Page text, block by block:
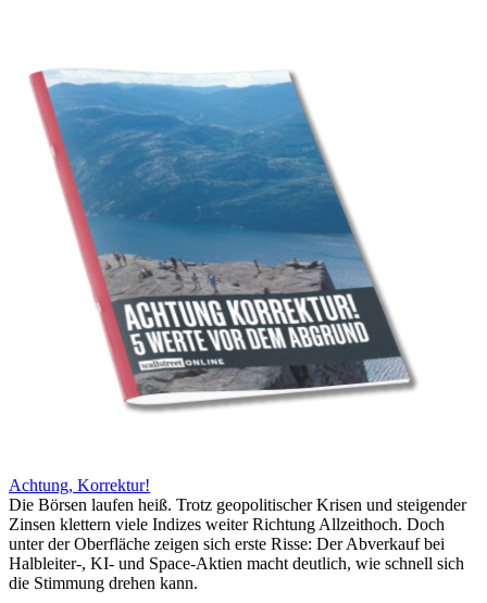
Achtung, Korrektur!
Die Börsen laufen heiß. Trotz geopolitischer Krisen und steigender
Zinsen klettern viele Indizes weiter Richtung Allzeithoch. Doch
unter der Oberfläche zeigen sich erste Risse: Der Abverkauf bei
Halbleiter-, KI- und Space-Aktien macht deutlich, wie schnell sich
die Stimmung drehen kann.